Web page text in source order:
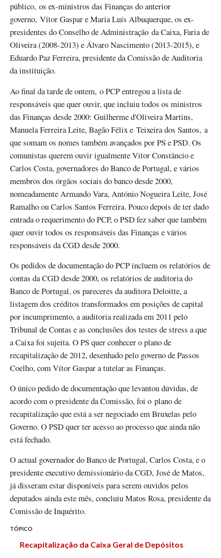
público, os ex-ministros das Finanças do anterior
governo, Vítor Gaspar e Maria Luís Albuquerque, os ex-
presidentes do Conselho de Administração da Caixa, Faria de
Oliveira (2008-2013) e Álvaro Nascimento (2013-2015), e
Eduardo Paz Ferreira, presidente da Comissão de Auditoria
da instituição.
Ao final da tarde de ontem, o PCP entregou a lista de
responsáveis que quer ouvir, que incluiu todos os ministros
das Finanças desde 2000: Guilherme d'Oliveira Martins,
Manuela Ferreira Leite, Bagão Félix e Teixeira dos Santos, a
que somam os nomes também avançados por PS e PSD. Os
comunistas querem ouvir igualmente Vítor Constâncio e
Carlos Costa, governadores do Banco de Portugal, e vários
membros dos órgãos sociais do banco desde 2000,
nomeadamente Armando Vara, António Nogueira Leite, José
Ramalho ou Carlos Santos Ferreira. Pouco depois de ter dado
entrada o requerimento do PCP, o PSD fez saber que também
quer ouvir todos os responsáveis das Finanças e vários
responsáveis da CGD desde 2000.
Os pedidos de documentação do PCP incluem os relatórios de
contas da CGD desde 2000, os relatórios de auditoria do
Banco de Portugal, os pareceres da auditora Deloitte, a
listagem dos créditos transformados em posições de capital
por incumprimento, a auditoria realizada em 2011 pelo
Tribunal de Contas e as conclusões dos testes de stress a que
a Caixa foi sujeita. O PS quer conhecer o plano de
recapitalização de 2012, desenhado pelo governo de Passos
Coelho, com Vítor Gaspar a tutelar as Finanças.
O único pedido de documentação que levantou dúvidas, de
acordo com o presidente da Comissão, foi o plano de
recapitalização que está a ser negociado em Bruxelas pelo
Governo. O PSD quer ter acesso ao processo que ainda não
está fechado.
O actual governador do Banco de Portugal, Carlos Costa, e o
presidente executivo demissionário da CGD, José de Matos,
já disseram estar disponíveis para serem ouvidos pelos
deputados ainda este mês, concluiu Matos Rosa, presidente da
Comissão de Inquérito.
TÓPICO
Recapitalização da Caixa Geral de Depósitos